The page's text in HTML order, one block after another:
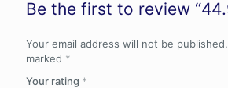
Your email address will not be published.
marked *
Your rating *